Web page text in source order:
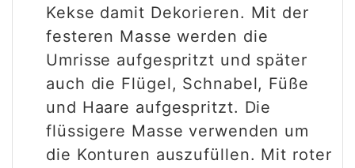
Kekse damit Dekorieren. Mit der
festeren Masse werden die
Umrisse aufgespritzt und später
auch die Flügel, Schnabel, Füße
und Haare aufgespritzt. Die
flüssigere Masse verwenden um
die Konturen auszufüllen. Mit roter